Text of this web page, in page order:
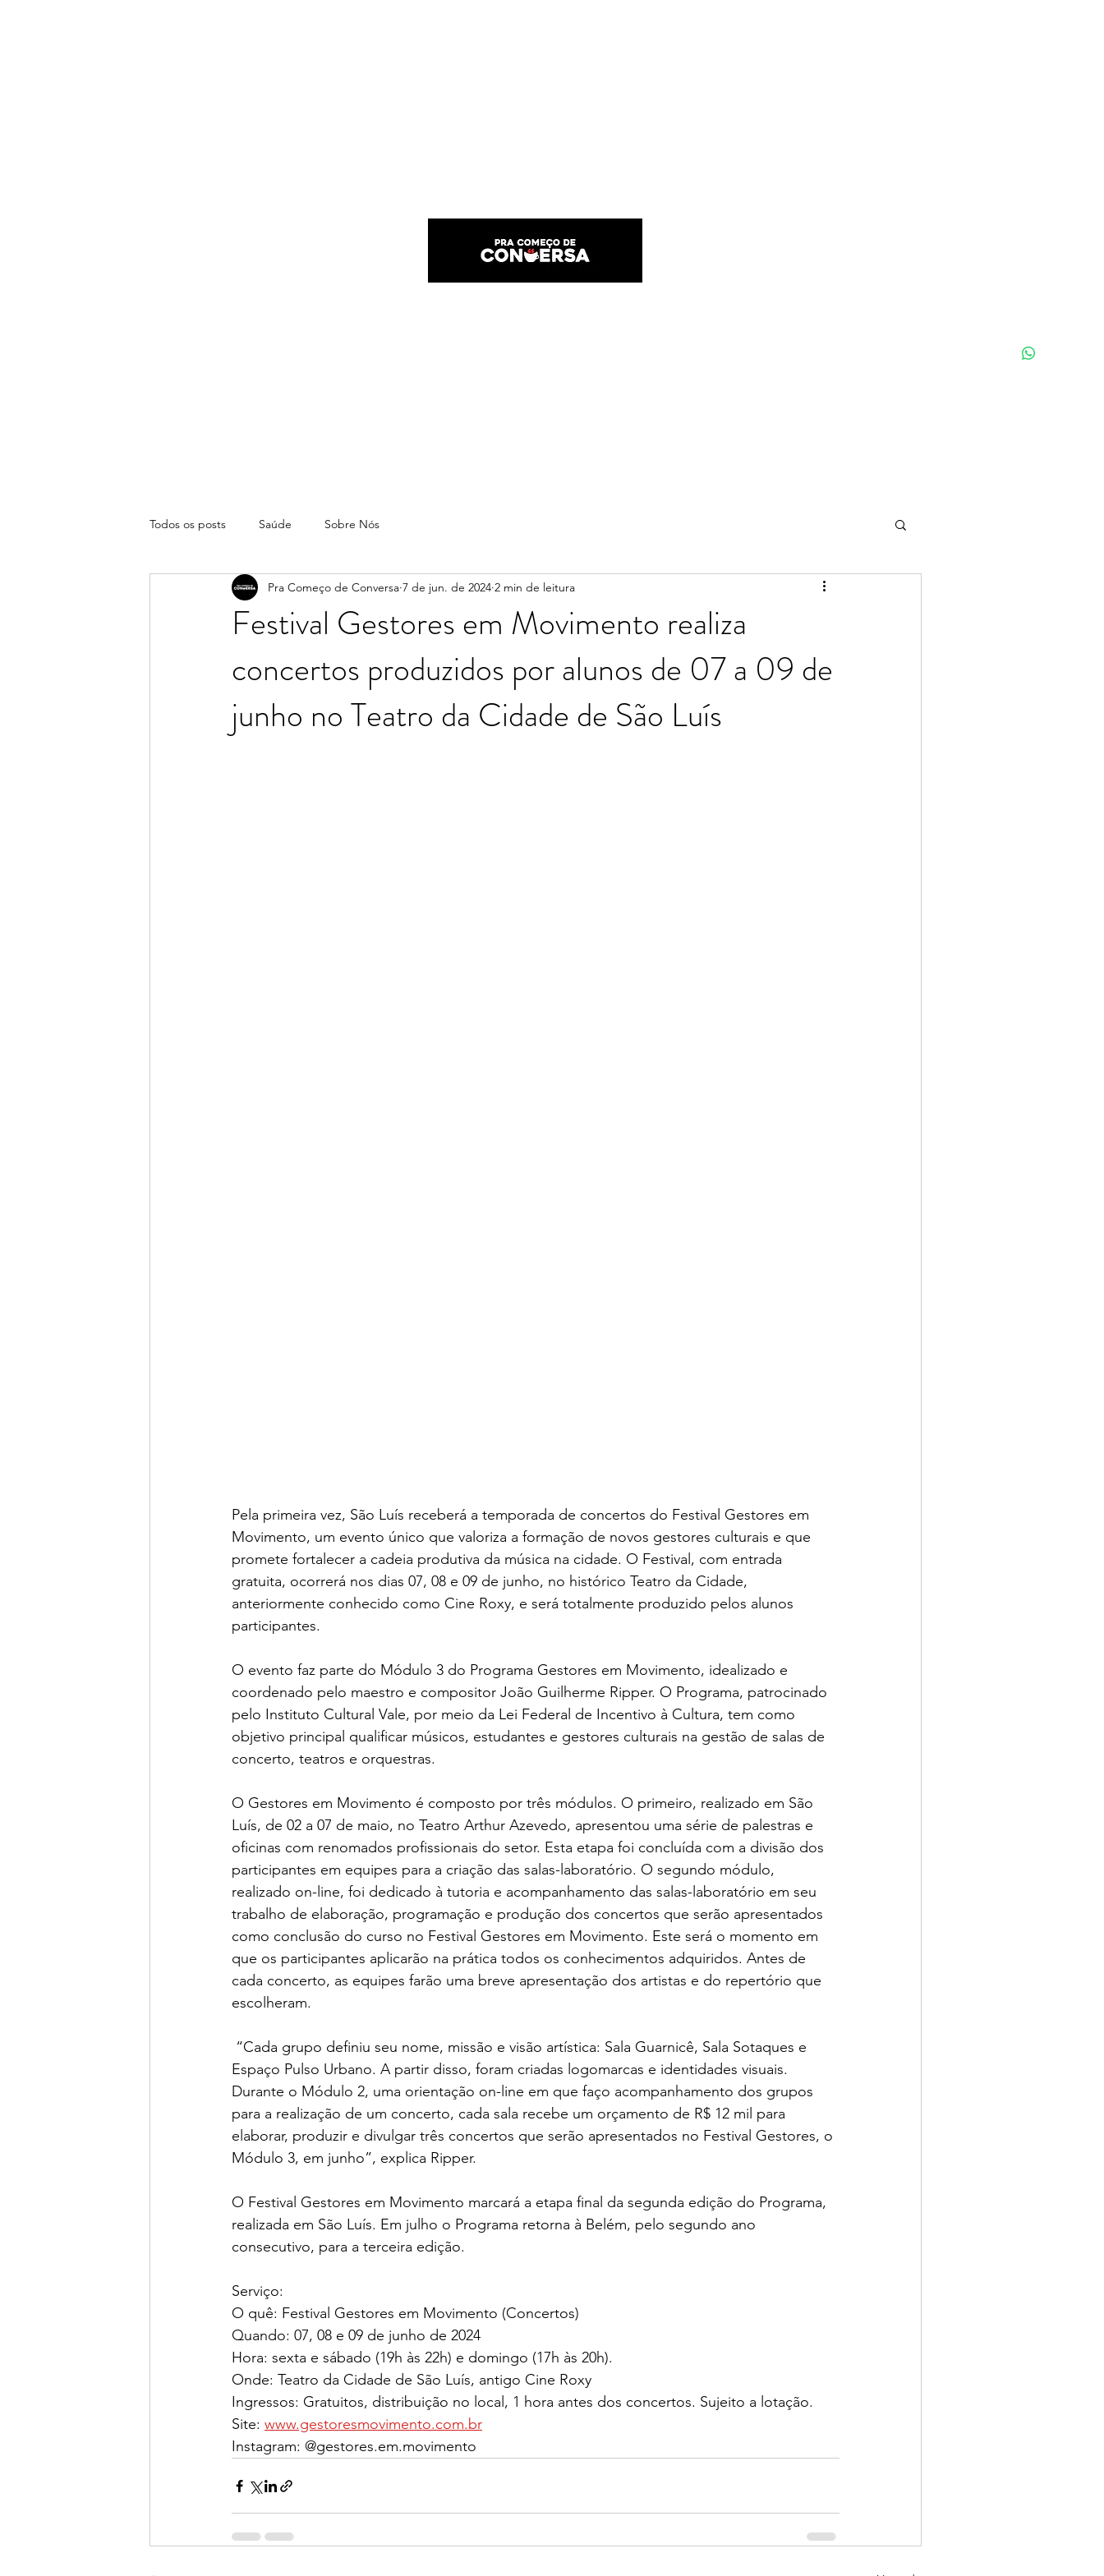
Todos os posts Saúde Sobre Nós
Festival Gestores em Movimento realiza
concertos produzidos por alunos de 07 a 09 de
junho no Teatro da Cidade de São Luís
Pra Começo de Conversa 7 de jun. de 2024 2 min de leitura
Pela primeira vez, São Luís receberá a temporada de concertos do Festival Gestores em
Movimento, um evento único que valoriza a formação de novos gestores culturais e que
promete fortalecer a cadeia produtiva da música na cidade. O Festival, com entrada
gratuita, ocorrerá nos dias 07, 08 e 09 de junho, no histórico Teatro da Cidade,
anteriormente conhecido como Cine Roxy, e será totalmente produzido pelos alunos
participantes.
O evento faz parte do Módulo 3 do Programa Gestores em Movimento, idealizado e
coordenado pelo maestro e compositor João Guilherme Ripper. O Programa, patrocinado
pelo Instituto Cultural Vale, por meio da Lei Federal de Incentivo à Cultura, tem como
objetivo principal qualificar músicos, estudantes e gestores culturais na gestão de salas de
concerto, teatros e orquestras.
O Gestores em Movimento é composto por três módulos. O primeiro, realizado em São
Luís, de 02 a 07 de maio, no Teatro Arthur Azevedo, apresentou uma série de palestras e
oficinas com renomados profissionais do setor. Esta etapa foi concluída com a divisão dos
participantes em equipes para a criação das salas-laboratório. O segundo módulo,
realizado on-line, foi dedicado à tutoria e acompanhamento das salas-laboratório em seu
trabalho de elaboração, programação e produção dos concertos que serão apresentados
como conclusão do curso no Festival Gestores em Movimento. Este será o momento em
que os participantes aplicarão na prática todos os conhecimentos adquiridos. Antes de
cada concerto, as equipes farão uma breve apresentação dos artistas e do repertório que
escolheram.
Espaço Pulso Urbano. A partir disso, foram criadas logomarcas e identidades visuais.
Durante o Módulo 2, uma orientação on-line em que faço acompanhamento dos grupos
para a realização de um concerto, cada sala recebe um orçamento de R$ 12 mil para
elaborar, produzir e divulgar três concertos que serão apresentados no Festival Gestores, o
Módulo 3, em junho”, explica Ripper.
O Festival Gestores em Movimento marcará a etapa final da segunda edição do Programa,
realizada em São Luís. Em julho o Programa retorna à Belém, pelo segundo ano
consecutivo, para a terceira edição.
Serviço:
O quê: Festival Gestores em Movimento (Concertos)
Quando: 07, 08 e 09 de junho de 2024
Hora: sexta e sábado (19h às 22h) e domingo (17h às 20h).
Onde: Teatro da Cidade de São Luís, antigo Cine Roxy
Ingressos: Gratuitos, distribuição no local, 1 hora antes dos concertos. Sujeito a lotação.
Site: www.gestoresmovimento.com.br
Instagram: @gestores.em.movimento